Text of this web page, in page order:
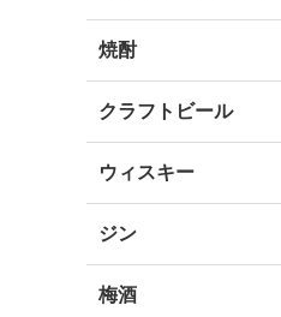
焼酎
クラフトビール
ウィスキー
ジン
梅酒